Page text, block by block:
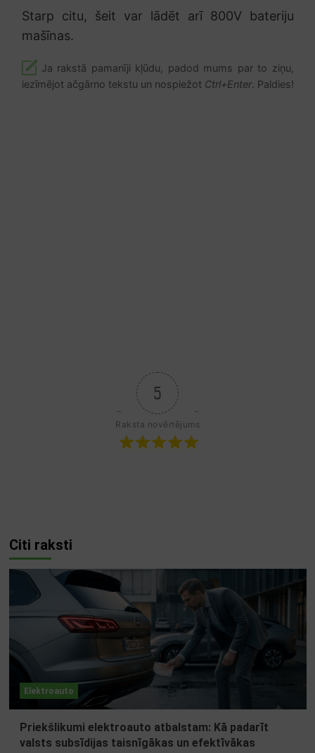
Starp citu, šeit var lādēt arī 800V bateriju
mašīnas.
Ja rakstā pamanīji kļūdu, padod mums par to ziņu,
iezīmējot ačgārno tekstu un nospiežot Ctrl+Enter. Paldies!
5
Raksta novērtējums
Citi raksti
Elektroauto
Priekšlikumi elektroauto atbalstam: Kā padarīt
valsts subsīdijas taisnīgākas un efektīvākas